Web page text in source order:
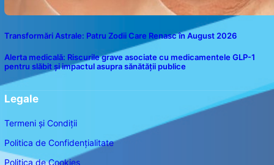
Transformări Astrale: Patru Zodii Care Renasc în August 2026
Alerta medicală: Riscurile grave asociate cu medicamentele GLP-1
pentru slăbit și impactul asupra sănătății publice
Legale
Termeni și Condiții
Politica de Confidențialitate
Politica de Cookies